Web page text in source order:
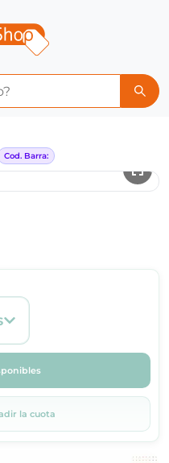
| Central
Cod. Barra:
la cuota